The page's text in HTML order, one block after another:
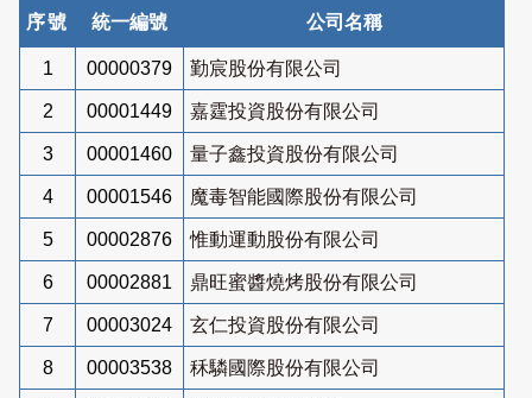
序號 統一編號 公司名稱
1 00000379 勤宸股份有限公司
2 00001449 嘉霆投資股份有限公司
3 00001460 量子鑫投資股份有限公司
4 00001546 魔毒智能國際股份有限公司
5 00002876 惟動運動股份有限公司
6 00002881 鼎旺蜜醬燒烤股份有限公司
7 00003024 玄仁投資股份有限公司
8 00003538 秝驎國際股份有限公司